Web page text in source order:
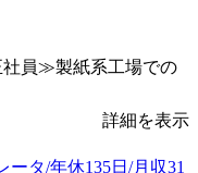
員≫製紙系工場での
詳細を表示